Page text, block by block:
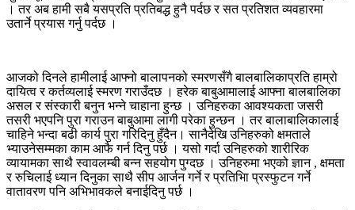
। तर अब हामी सबै यसप्रति प्रतिबद्ध हुनै पर्दछ र सत प्रतिशत व्यवहारमा
उतार्ने प्रयास गर्नु पर्दछ ।
आजको दिनले हामीलाई आफ्नो बालापनको स्मरणसँगै बालबालिकाप्रति हाम्रो
दायित्व र कर्तव्यलाई स्मरण गराउँदछ । हरेक बाबुआमालाई आफ्ना बालबालिका
असल र संस्कारी बनुन भन्ने चाहाना हुन्छ । उनिहरुका आवश्यकता जसरी
तसरी भएपनि पुरा गराउन बाबुआमा लागी परेका हुन्छन । तर बालाबालिकालाई
चाहिने भन्दा बढी कार्य पुरा गरिदिनु हुँदैन। सानैदेखि उनिहरुको क्षमताले
भ्याउनेसम्मका काम आफै गर्न दिनु पर्छ । यसो गर्दा उनिहरुको शारीरिक
व्यायामका साथै स्वावलम्बी बन्न सहयोग पुग्दछ । उनिहरुमा भएको ज्ञान , क्षमता
र रुचिलाई ध्यान दिनुका साथै सीप आर्जन गर्ने र प्रतिभिा प्रस्फुटन गर्ने
वातावरण पनि अभिभावकले बनाईदिनु पर्छ ।